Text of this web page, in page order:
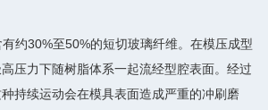
约30%至50%的短切玻璃纤维。在模压成型
压力下随树脂体系一起流经型腔表面。经过
持续运动会在模具表面造成严重的冲刷磨